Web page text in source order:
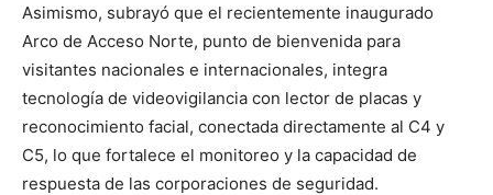
Asimismo, subrayó que el recientemente inaugurado
Arco de Acceso Norte, punto de bienvenida para
visitantes nacionales e internacionales, integra
tecnología de videovigilancia con lector de placas y
reconocimiento facial, conectada directamente al C4 y
C5, lo que fortalece el monitoreo y la capacidad de
respuesta de las corporaciones de seguridad.